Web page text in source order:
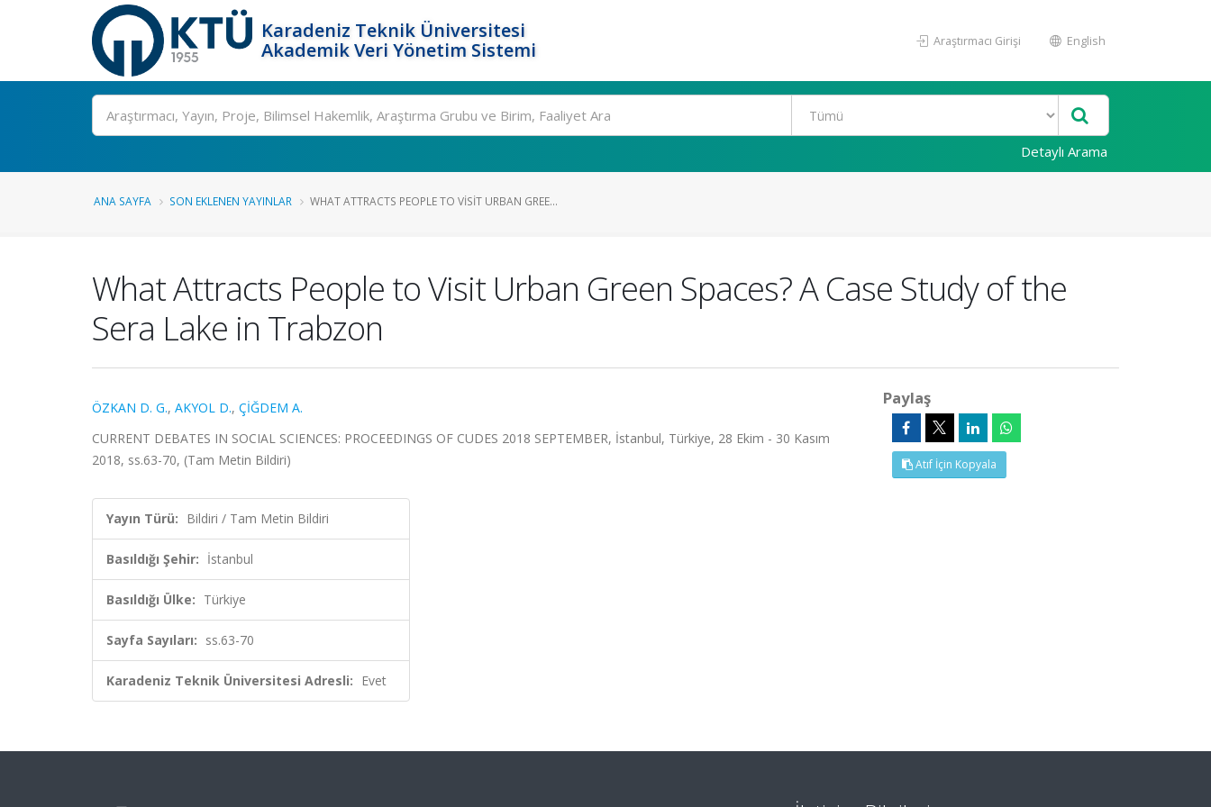
Karadeniz Teknik Üniversitesi
Akademik Veri Yönetim Sistemi
Araştırmacı Girişi English
Ara
Detaylı Arama
ANA SAYFA SON EKLENEN YAYINLAR WHAT ATTRACTS PEOPLE TO VISIT URBAN GREE...
What Attracts People to Visit Urban Green Spaces? A Case Study of the
Sera Lake in Trabzon
ÖZKAN D. G., AKYOL D., ÇİĞDEM A.
CURRENT DEBATES IN SOCIAL SCIENCES: PROCEEDINGS OF CUDES 2018 SEPTEMBER, İstanbul, Türkiye, 28 Ekim - 30 Kasım
2018, ss.63-70, (Tam Metin Bildiri)
Yayın Türü: Bildiri / Tam Metin Bildiri
Basıldığı Şehir: İstanbul
Basıldığı Ülke: Türkiye
Sayfa Sayıları: ss.63-70
Karadeniz Teknik Üniversitesi Adresli: Evet
Paylaş
Atıf İçin Kopyala